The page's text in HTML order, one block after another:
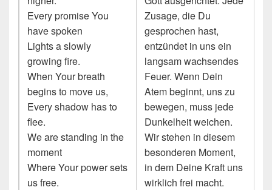
Every promise You
have spoken
Lights a slowly
growing fire.
When Your breath
begins to move us,
Every shadow has to
flee.
We are standing in the
moment
Where Your power sets
us free.
Zusage, die Du
gesprochen hast,
entzündet in uns ein
langsam wachsendes
Feuer. Wenn Dein
Atem beginnt, uns zu
bewegen, muss jede
Dunkelheit weichen.
Wir stehen in diesem
besonderen Moment,
in dem Deine Kraft uns
wirklich frei macht.